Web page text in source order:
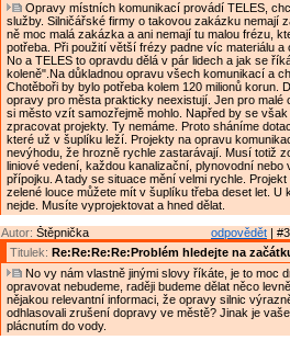
Opravy místních komunikací provádí TELES,
služby. Silničářské firmy o takovou zakázku nemají
ně moc malá zakázka a ani nemají tu malou frézu,
potřeba. Při použití větší frézy padne víc materiálu a
No a TELES to opravdu dělá v pár lidech a jak se
koleně".Na důkladnou opravu všech komunikací a
Chotěboři by bylo potřeba kolem 120 milionů korun.
opravy pro města prakticky neexistují. Jen pro malé
si město vzít samozřejmě mohlo. Napřed by se
zpracovat projekty. Ty nemáme. Proto sháníme
které už v šuplíku leží. Projekty na opravu
nevýhodu, že hrozně rychle zastarávají. Musí totiž
liniové vedení, každou kanalizační, plynovodní nebo
přípojku. A tady se situace mění velmi rychle.
zelené louce můžete mít v šuplíku třeba deset let. U
nejde. Musíte vyprojektovat a hned dělat.
odpovědět |
Autor: Štěpnička
Titulek: Re:Re:Re:Re:Problém hledejte na
No vy nám vlastně jinými slovy říkáte, je to moc
opravovat nebudeme, raději budeme dělat něco
nějakou relevantní informaci, že opravy silnic
odhlasovali zrušení dopravy ve městě? Jinak je
plácnutím do vody.